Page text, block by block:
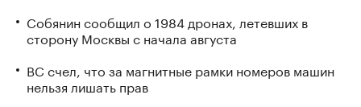
Собянин сообщил о 1984 дронах, летевших в
сторону Москвы с начала августа
ВС счел, что за магнитные рамки номеров машин
нельзя лишать прав